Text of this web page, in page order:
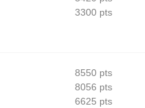
3300 pts
8550 pts
8056 pts
6625 pts